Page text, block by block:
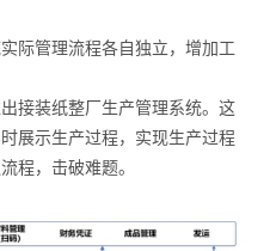
际管理流程各自独立，增加工
接装纸整厂生产管理系统。这
展示生产过程，实现生产过程
程，击破难题。